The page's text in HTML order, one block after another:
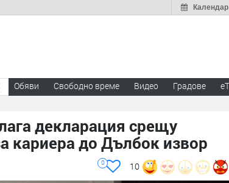
Календар
Обяви Свободно време Видео Градове
декларация срещу
кариера до Дълбок извор
10
0